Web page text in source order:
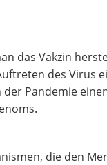
das Vakzin
des
Pandemie
die den